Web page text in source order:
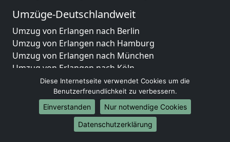
Umzüge-Deutschlandweit
Umzug von Erlangen nach Berlin
Umzug von Erlangen nach Hamburg
Umzug von Erlangen nach München
Umzug von Erlangen nach Köln
Umzug von Erlangen nach Frankfurt am Main
Umzug von Erlangen nach Stuttgart
Umzug von Erlangen nach Düsseldorf
Umzug von Erlangen nach Leipzig
Umzug von Erlangen nach Dortmund
Diese Internetseite verwendet Cookies um die
Benutzerfreundlichkeit zu verbessern.
Einverstanden
Nur notwendige Cookies
Datenschutzerklärung